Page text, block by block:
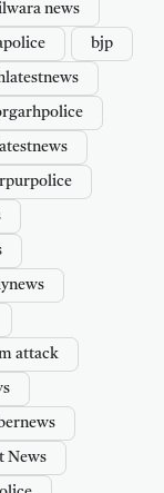
news
bjp
attack
News